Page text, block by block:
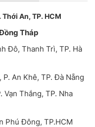
An, TP. HCM
Tháp
Đô, Thanh Trì, TP. Hà
An Khê, TP. Đà Nẵng
Vạn Thắng, TP. Nha
Phú Đông, TP.HCM